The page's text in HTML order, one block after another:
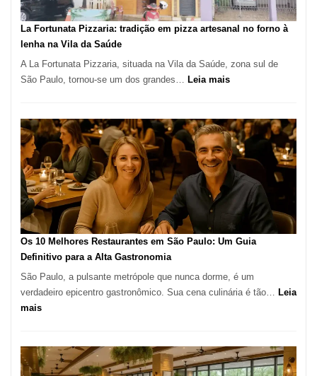
Mais
Icônicos
La Fortunata Pizzaria: tradição em pizza artesanal no forno à
lenha na Vila da Saúde
A La Fortunata Pizzaria, situada na Vila da Saúde, zona sul de
São Paulo, tornou-se um dos grandes… Leia mais:
Pizzaria:
tradição
em
pizza
artesanal
forno
à
Vila
da
Os 10 Melhores Restaurantes em São Paulo: Um Guia
Definitivo para a Alta Gastronomia
São Paulo, a pulsante metrópole que nunca dorme, é um
verdadeiro epicentro gastronômico. Sua cena culinária é tão… Leia
mais:
Melhores
Restaurantes